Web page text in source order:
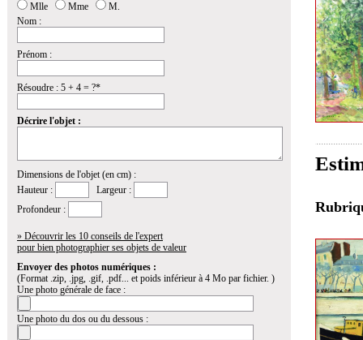
Mlle
Mme
M.
Nom :
Prénom :
Résoudre : 5 + 4 = ?*
Décrire l'objet :
Dimensions de l'objet (en cm) :
Hauteur :
Largeur :
Profondeur :
» Découvrir les 10 conseils de l'expert
pour bien photographier ses objets de valeur
Envoyer des photos numériques :
(Format .zip, .jpg, .gif, .pdf... et poids inférieur à 4 Mo par fichier. )
Une photo générale de face :
Une photo du dos ou du dessous :